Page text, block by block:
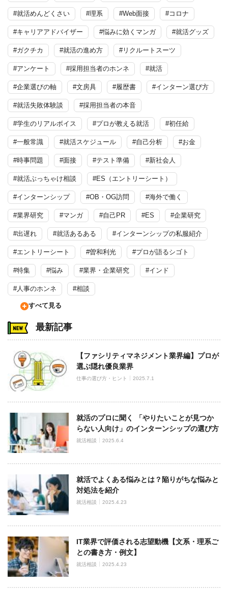
#就活めんどくさい #理系 #Web面接 #コロナ
#キャリアアドバイザー #悩みに効くマンガ #就活グッズ
#ガクチカ #就活の進め方 #リクルートスーツ
#アンケート #採用担当者のホンネ #就活
#企業選びの軸 #文房具 #履歴書 #インターン選び方
#就活失敗体験談 #採用担当者の本音
#学生のリアルボイス #プロが教える就活 #初任給
#一般常識 #就活スケジュール #自己分析 #お金
#時事問題 #面接 #テスト準備 #新社会人
#就活ぶっちゃけ相談 #ES（エントリーシート）
#インターンシップ #OB・OG訪問 #海外で働く
#業界研究 #マンガ #自己PR #ES #企業研究
#出遅れ #就活あるある #インターンシップの私服紹介
#エントリーシート #曽和利光 #プロが語るシゴト
#特集 #悩み #業界・企業研究 #インド
#人事のホンネ #相談
すべて見る
最新記事
【ファシリティマネジメント業界編】プロが
選ぶ隠れ優良業界
仕事の選び方・ヒント 2025.7.1
就活のプロに聞く 「やりたいことが見つか
らない人向け」のインターンシップの選び方
就活相談 2025.6.4
就活でよくある悩みとは？陥りがちな悩みと
対処法を紹介
就活相談 2025.4.23
IT業界で評価される志望動機【文系・理系ご
との書き方・例文】
就活相談 2025.4.23